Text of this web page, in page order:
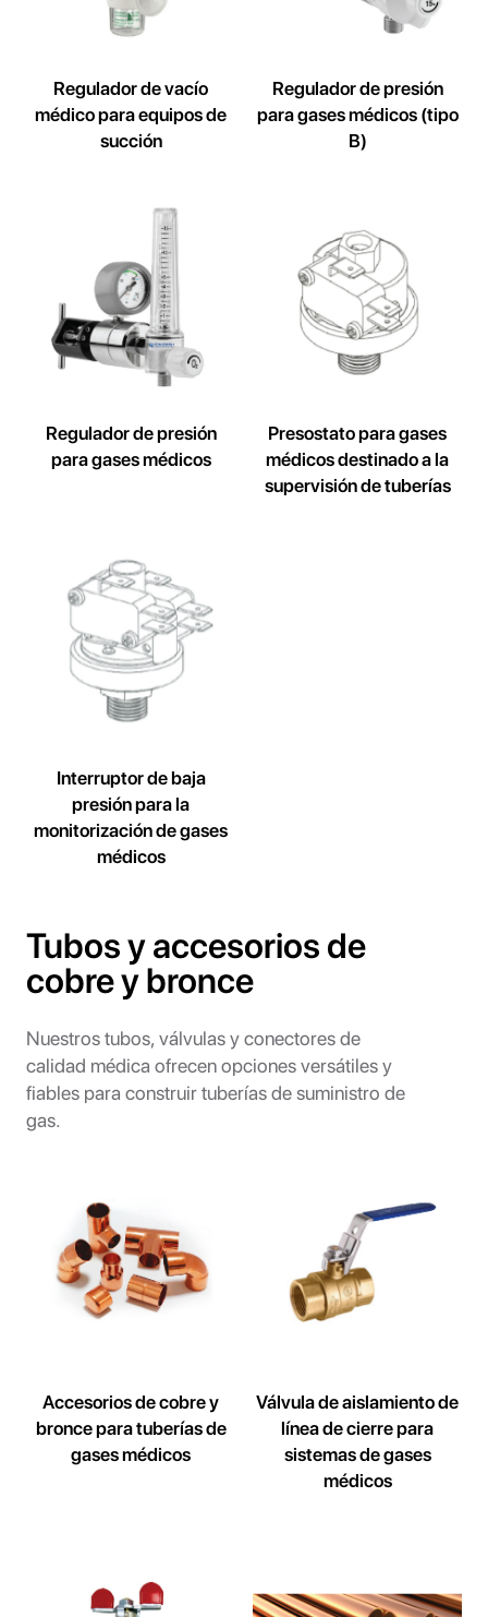
Regulador de vacío
médico para equipos de
succión
Regulador de presión
para gases médicos (tipo
B)
Regulador de presión
para gases médicos
Presostato para gases
médicos destinado a la
supervisión de tuberías
Interruptor de baja
presión para la
monitorización de gases
médicos
Tubos y accesorios de
cobre y bronce
Nuestros tubos, válvulas y conectores de
calidad médica ofrecen opciones versátiles y
fiables para construir tuberías de suministro de
gas.
Accesorios de cobre y
bronce para tuberías de
gases médicos
Válvula de aislamiento de
línea de cierre para
sistemas de gases
médicos